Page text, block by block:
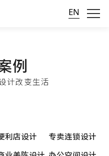
EN
例
计改变生活
利店设计
专卖连锁设计